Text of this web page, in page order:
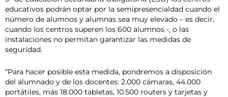
educativos podrán optar por la semipresencialdad cuando el
número de alumnos y alumnas sea muy elevado – es decir,
cuando los centros superen los 600 alumnos -, o las
instalaciones no permitan garantizar las medidas de
seguridad.
“Para hacer posible esta medida, pondremos a disposición
del alumnado y de los docentes: 2.000 cámaras, 44.000
portátiles, más 18.000 tabletas, 10.500 routers y tarjetas y